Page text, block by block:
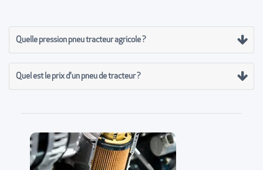
Quelle pression pneu tracteur agricole ?
Quel est le prix d'un pneu de tracteur ?